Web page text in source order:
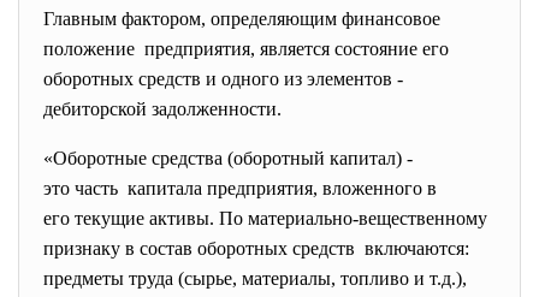
Главным фактором, определяющим финансовое
положение предприятия, является состояние его
оборотных средств и одного из элементов -
дебиторской задолженности.
«Оборотные средства (оборотный капитал) -
это часть капитала предприятия, вложенного в
его текущие активы. По материально-вещественному
признаку в состав оборотных средств включаются:
предметы труда (сырье, материалы, топливо и т.д.),